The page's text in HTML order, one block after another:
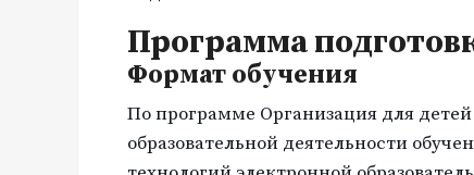
Программа
Формат обучения
По программе Организация для
образовательной деятельности